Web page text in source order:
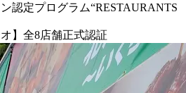
認定プログラム“RESTAURANTS
】全8店舗正式認証